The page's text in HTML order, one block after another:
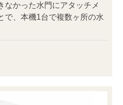
なかった水門にアタッチメ
で、本機1台で複数ヶ所の水